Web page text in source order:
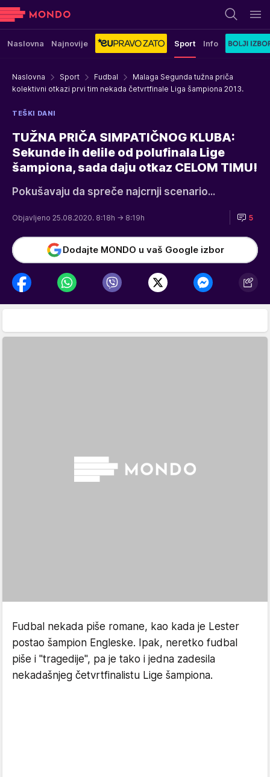
Naslovna Najnovije Sport Info
Naslovna Sport Fudbal
Malaga Segunda tužna priča
kolektivni otkazi prvi tim nekada četvrtfinale Liga šampiona 2013.
TEŠKI DANI
TUŽNA PRIČA SIMPATIČNOG KLUBA:
Sekunde ih delile od polufinala Lige
šampiona, sada daju otkaz CELOM TIMU!
Pokušavaju da spreče najcrnji scenario...
Objavljeno 25.08.2020. 8:18h → 8:19h 5
Dodajte MONDO u vaš Google izbor
Fudbal nekada piše romane, kao kada je Lester
postao šampion Engleske. Ipak, neretko fudbal
piše i "tragedije", pa je tako i jedna zadesila
nekadašnjeg četvrtfinalistu Lige šampiona.